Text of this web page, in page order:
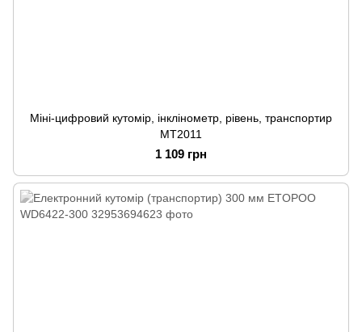
Міні-цифровий кутомір, інклінометр, рівень, транспортир
MT2011
1 109 грн